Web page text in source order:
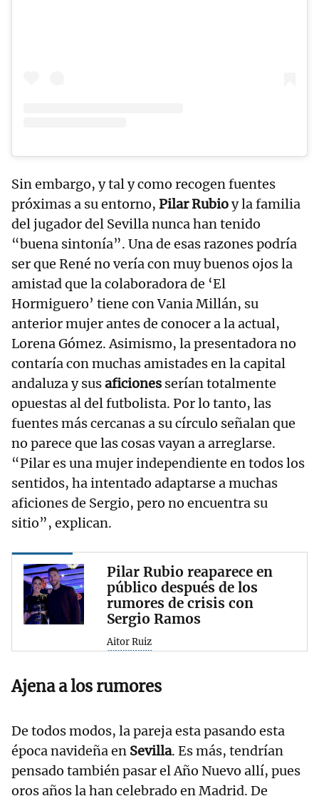
Sin embargo, y tal y como recogen fuentes
próximas a su entorno, Pilar Rubioy la familia
del jugador del Sevilla nunca han tenido
“buena sintonía”. Una de esas razones podría
ser que René no vería con muy buenos ojos la
amistad que la colaboradora de ‘El
Hormiguero’ tiene con Vania Millán, su
anterior mujer antes de conocer a la actual,
Lorena Gómez. Asimismo, la presentadora no
contaría con muchas amistades en la capital
andaluza y susaficiones serían totalmente
opuestas al del futbolista. Por lo tanto, las
fuentes más cercanas a su círculo señalan que
no parece que las cosas vayan a arreglarse.
“Pilar es una mujer independiente en todos los
sentidos, ha intentado adaptarse a muchas
aficiones de Sergio, pero no encuentra su
sitio”, explican.
Pilar Rubio reaparece en
público después de los
rumores de crisis con
Sergio Ramos
Aitor Ruiz
Ajena a los rumores
De todos modos, la pareja esta pasando esta
época navideña en Sevilla. Es más, tendrían
pensado también pasar el Año Nuevo allí, pues
oros años la han celebrado en Madrid. De